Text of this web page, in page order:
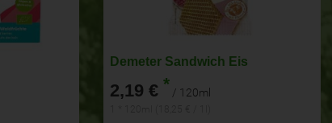
Demeter Sandwich Eis
2,19 € * / 120ml